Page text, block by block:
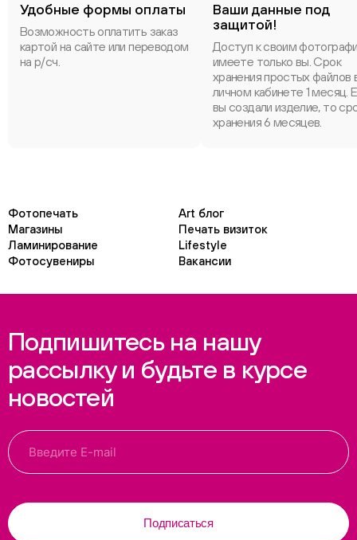
Удобные формы оплаты
Возможность оплатить заказ
картой на сайте или переводом
на р/сч.
Ваши данные под
защитой!
Доступ к своим
имеете только вы. Срок
хранения простых файлов
личном кабинете 1 месяц.
вы создали изделие, то
хранения 6 месяцев.
Фотопечать
Art блог
Магазины
Печать визиток
Ламинирование
Lifestyle
Фотосувениры
Вакансии
Подпишитесь на нашу
рассылку и будьте в курсе
новостей
Подписаться